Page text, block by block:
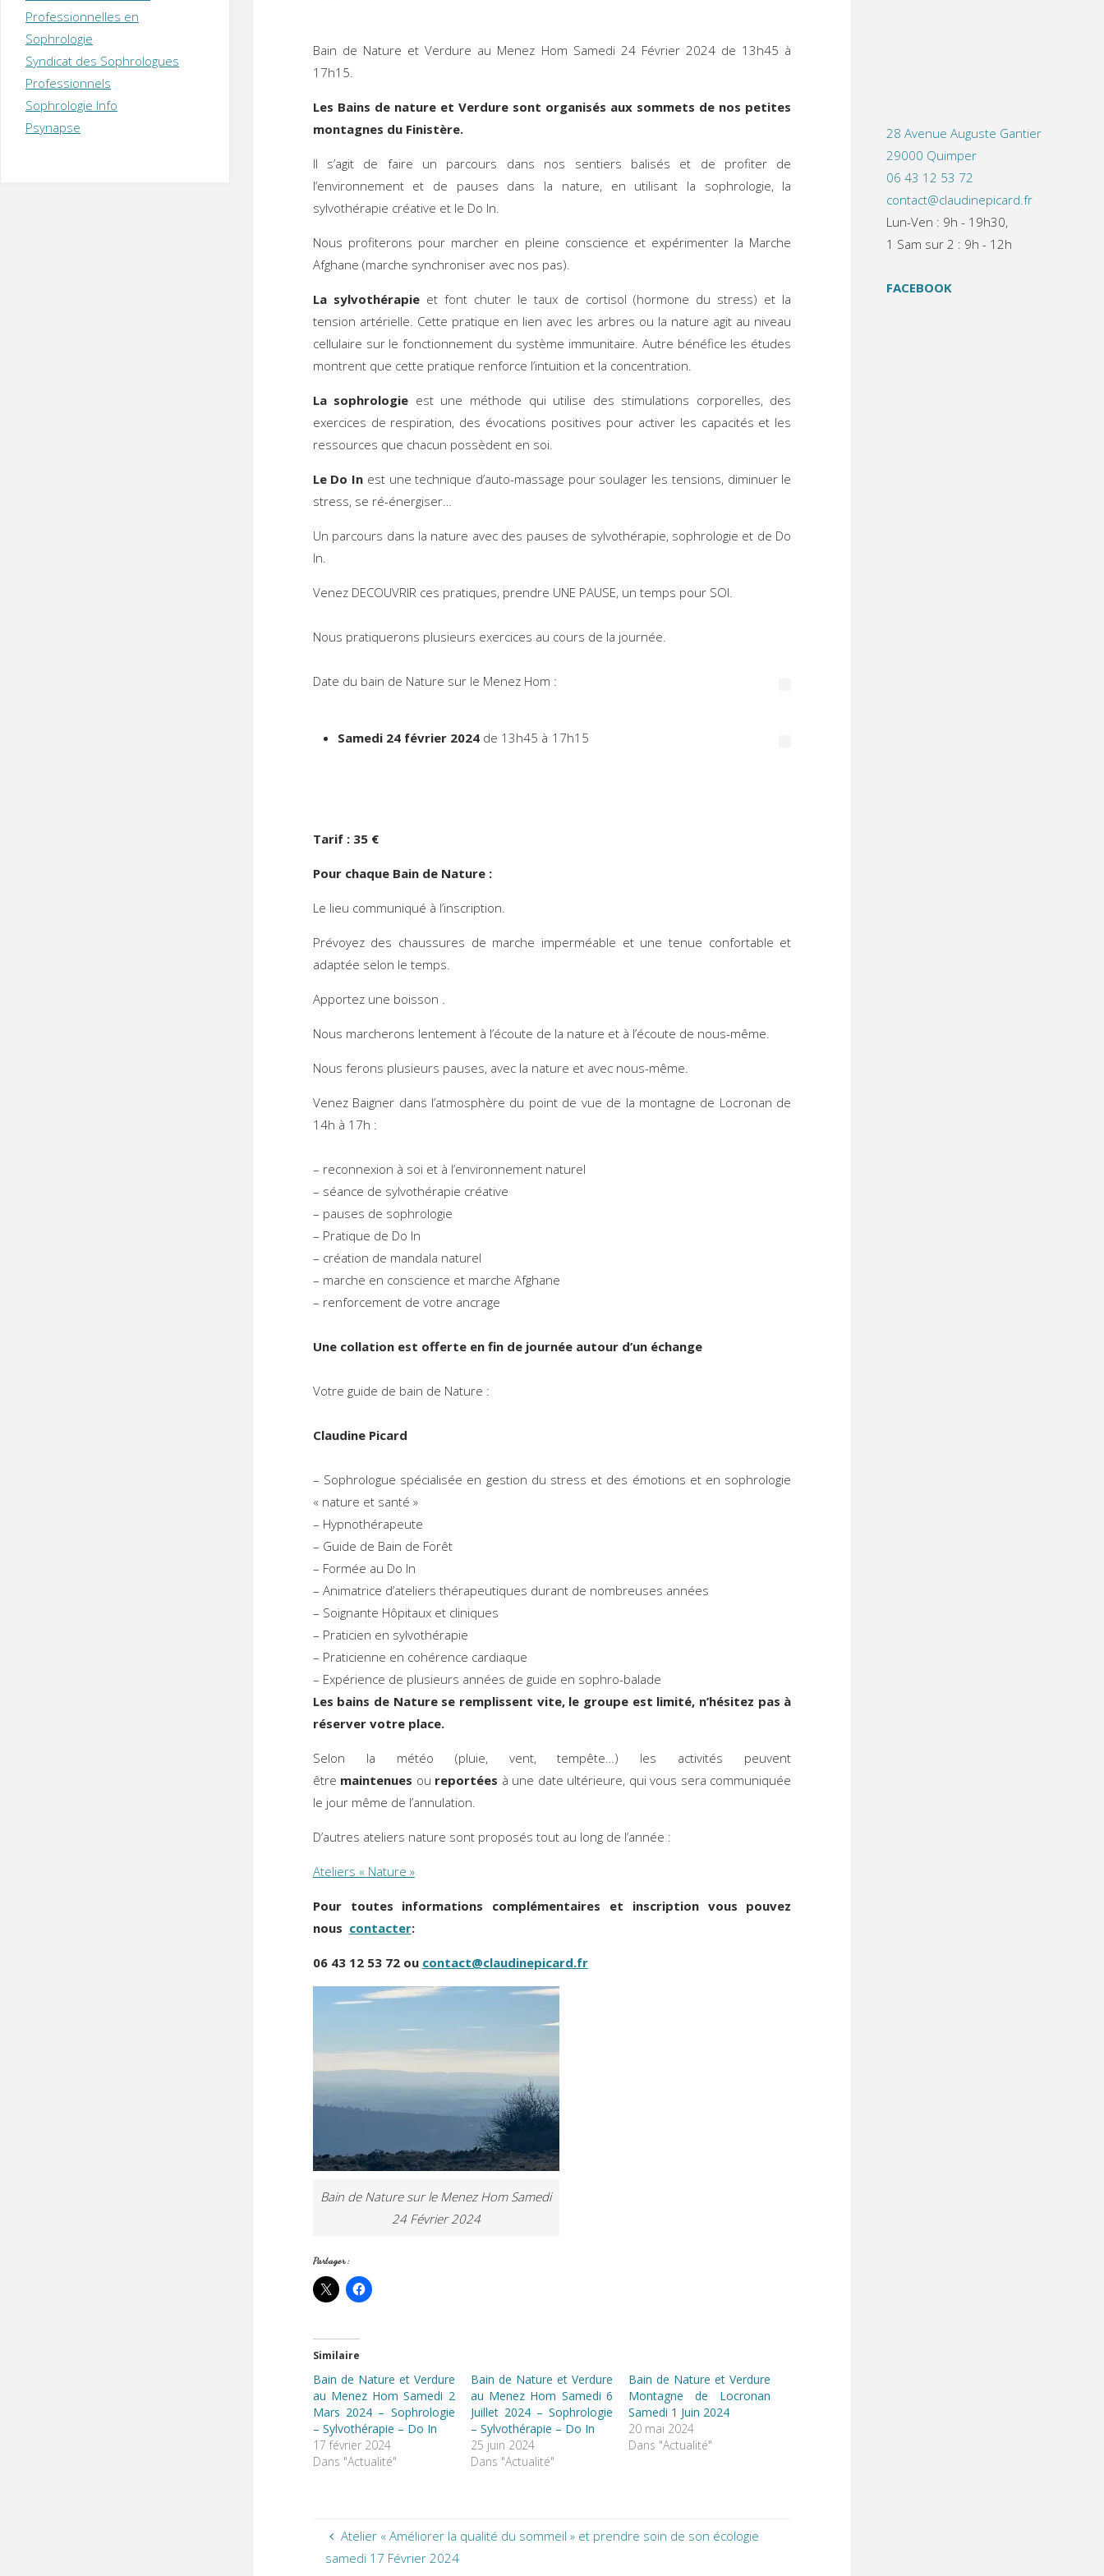
Bain de Nature et Verdure au Menez Hom Samedi 24 Février 2024 de 13h45 à
17h15.
Les Bains de nature et Verdure sont organisés aux sommets de nos petites
montagnes du Finistère.
Il s’agit de faire un parcours dans nos sentiers balisés et de profiter de
l’environnement et de pauses dans la nature, en utilisant la sophrologie, la
sylvothérapie créative et le Do In.
Nous profiterons pour marcher en pleine conscience et expérimenter la Marche
Afghane (marche synchroniser avec nos pas).
La sylvothérapieet font chuter le taux de cortisol (hormone du stress) et la
tension artérielle. Cette pratique en lien avec les arbres ou la nature agit au niveau
cellulaire sur le fonctionnement du système immunitaire. Autre bénéfice les études
montrent que cette pratique renforce l’intuition et la concentration.
La sophrologie est une méthode qui utilise des stimulations corporelles, des
exercices de respiration, des évocations positives pour activer les capacités et les
ressources que chacun possèdent en soi.
Le Do In est une technique d’auto-massage pour soulager les tensions, diminuer le
stress, se ré-énergiser…
Un parcours dans la nature avec des pauses de sylvothérapie, sophrologie et de Do
In.
Venez DECOUVRIR ces pratiques, prendre UNE PAUSE, un temps pour SOI.
Nous pratiquerons plusieurs exercices au cours de la journée.
Date du bain de Nature sur le Menez Hom :
Samedi 24 février 2024 de 13h45 à 17h15
Tarif : 35 €
Pour chaque Bain de Nature :
Le lieu communiqué à l’inscription.
Prévoyez des chaussures de marche imperméable et une tenue confortable et
adaptée selon le temps.
Apportez une boisson .
Nous marcherons lentement à l’écoute de la nature et à l’écoute de nous-même.
Nous ferons plusieurs pauses, avec la nature et avec nous-même.
Venez Baigner dans l’atmosphère du point de vue de la montagne de Locronan de
14h à 17h :
– reconnexion à soi et à l’environnement naturel
– séance de sylvothérapie créative
– pauses de sophrologie
– Pratique de Do In
– création de mandala naturel
– marche en conscience et marche Afghane
– renforcement de votre ancrage
Une collation est offerte en fin de journée autour d’un échange
Votre guide de bain de Nature :
Claudine Picard
– Sophrologue spécialisée en gestion du stress et des émotions et en sophrologie
« nature et santé »
– Hypnothérapeute
– Guide de Bain de Forêt
– Formée au Do In
– Animatrice d’ateliers thérapeutiques durant de nombreuses années
– Soignante Hôpitaux et cliniques
– Praticien en sylvothérapie
– Praticienne en cohérence cardiaque
– Expérience de plusieurs années de guide en sophro-balade
Les bains de Nature se remplissent vite, le groupe est limité, n’hésitez pas à
réserver votre place.
Selon la météo (pluie, vent, tempête…) les activités peuvent
être maintenues ou reportées à une date ultérieure, qui vous sera communiquée
le jour même de l’annulation.
D’autres ateliers nature sont proposés tout au long de l’année :
Ateliers « Nature »
Pour toutes informations complémentaires et inscription vous pouvez
nous contacter:
06 43 12 53 72 ou contact@claudinepicard.fr
Bain de Nature sur le Menez Hom Samedi
24 Février 2024
Partager :
Similaire
Bain de Nature et Verdure
au Menez Hom Samedi 2
Mars 2024 – Sophrologie
– Sylvothérapie – Do In
17 février 2024
Dans "Actualité"
Bain de Nature et Verdure
au Menez Hom Samedi 6
Juillet 2024 – Sophrologie
– Sylvothérapie – Do In
25 juin 2024
Dans "Actualité"
Bain de Nature et Verdure
Montagne de Locronan
Samedi 1 Juin 2024
20 mai 2024
Dans "Actualité"
Atelier « Améliorer la qualité du sommeil » et prendre soin de son écologie
samedi 17 Février 2024
Professionnelles en
Sophrologie
Syndicat des Sophrologues
Professionnels
Sophrologie Info
Psynapse
28 Avenue Auguste Gantier
29000 Quimper
06 43 12 53 72
contact@claudinepicard.fr
Lun-Ven : 9h - 19h30,
1 Sam sur 2 : 9h - 12h
FACEBOOK